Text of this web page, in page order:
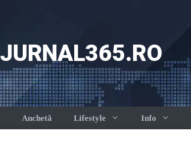
JURNAL365.RO
Anchetă Lifestyle Info